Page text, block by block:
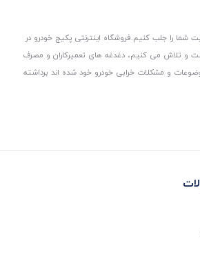
شما را جلب کنیم.فروشگاه اینترنتی پکیج خودرو در
و تلاش می کنیم، دغدغه های تعمیرکاران و مصرف
و مشکلات خرابی خودرو خود شده اند برداشته